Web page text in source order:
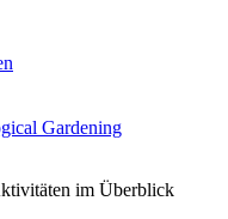
Gardening
im Überblick